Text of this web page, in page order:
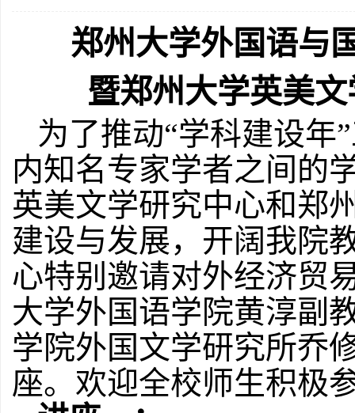
郑州大学外国语与
暨郑州大学英美
为了推动“学科建设年
内知名专家学者之间的
英美文学研究中心和郑
建设与发展，开阔我院
心特别邀请对外经济贸
大学外国语学院黄淳副
学院外国文学研究所乔
座。欢迎全校师生积极